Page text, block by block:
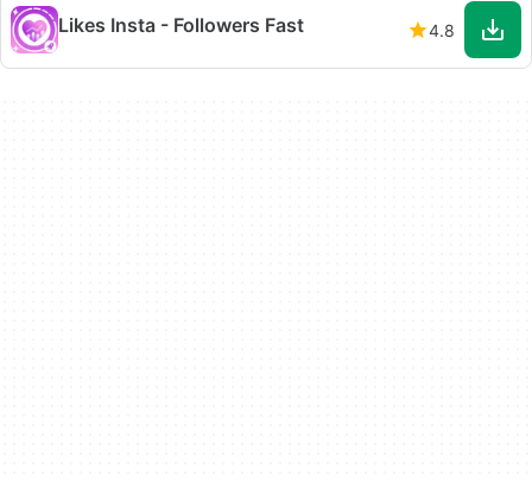
Likes Insta - Followers Fast 4.8